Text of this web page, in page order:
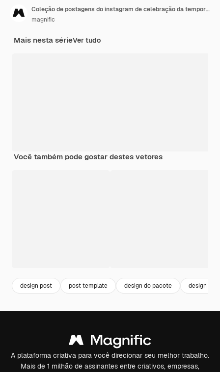
Coleção de postagens do instagram de celebração da temporada de natal
magnific
Mais nesta sérieVer tudo
Você também pode gostar destes vetores
design post post template design do pacote design
A plataforma criativa para você direcionar seu melhor trabalho.
Mais de 1 milhão de assinantes entre criativos, empresas,